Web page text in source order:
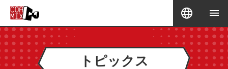
トピックス